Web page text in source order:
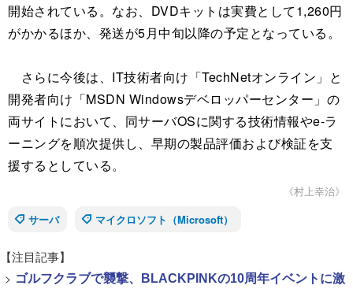
開始されている。なお、DVDキットは実費として1,260円
がかかるほか、発送が5月中旬以降の予定となっている。
さらに今後は、IT技術者向け「TechNetオンライン」と
開発者向け「MSDN Windowsデベロッパーセンター」の
両サイトにおいて、同サーバOSに関する技術情報やe-ラ
ーニングを順次提供し、早期の製品評価および検証を支
援するとしている。
《村上幸治》
サーバ
マイクロソフト（Microsoft）
【注目記事】
> ゴルフクラブで襲撃、BLACKPINKの10周年イベントに激